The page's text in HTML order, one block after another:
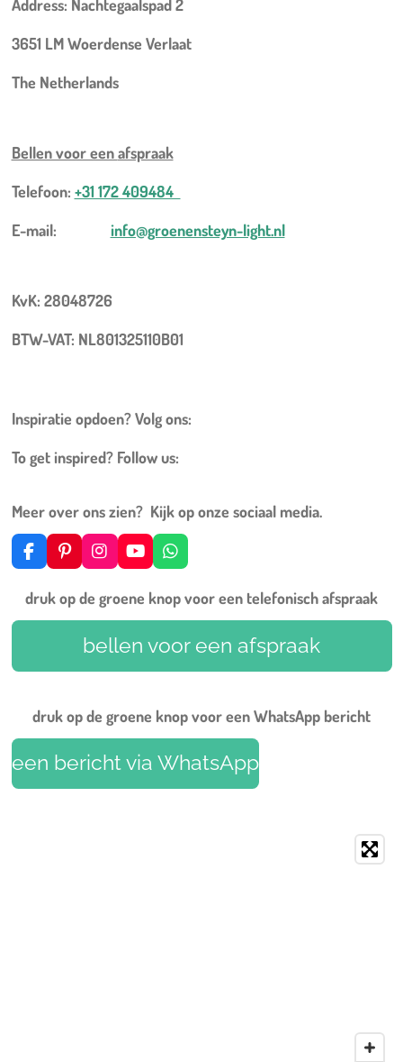
Address: Nachtegaalspad 2
3651 LM Woerdense Verlaat
The Netherlands
Bellen voor eenafspraak
Telefoon: +31 172 409484
E-mail: info@groenensteyn-light.nl
KvK: 28048726
BTW-VAT: NL801325110B01
Inspiratie opdoen? Volg ons:
To get inspired? Follow us:
Meer over ons zien? Kijk op onze sociaal media.
F
a
c
e
b
k
P
i
t
e
s
I
n
t
a
g
r
a
Y
o
T
u
b
e
W
h
t
s
A
p
p
druk op de groene knop voor een telefonisch afspraak
bellen voor een afspraak
druk op de groene knop voor een WhatsApp bericht
een bericht via WhatsApp